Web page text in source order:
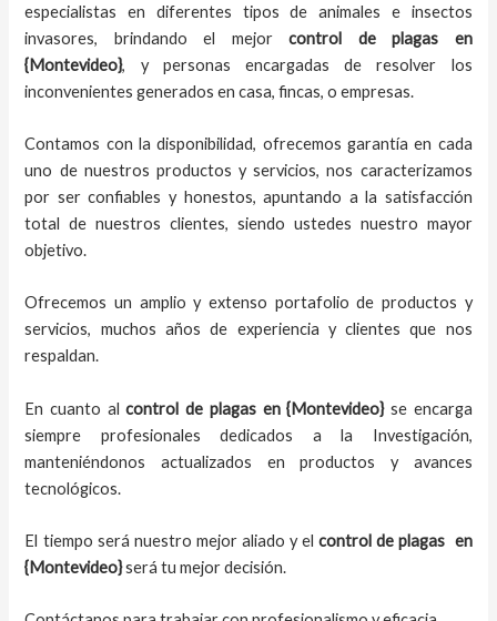
especialistas en diferentes tipos de animales e insectos
invasores, brindando el mejorcontrol de plagas en
{Montevideo}, y personas encargadas de resolver los
inconvenientes generados en casa, fincas, o empresas.
Contamos con la disponibilidad, ofrecemos garantía en cada
uno de nuestros productos y servicios, nos caracterizamos
por ser confiables y honestos, apuntando a la satisfacción
total de nuestros clientes, siendo ustedes nuestro mayor
objetivo.
Ofrecemos un amplio y extenso portafolio de productos y
servicios, muchos años de experiencia y clientes que nos
respaldan.
En cuanto alcontrol de plagas en {Montevideo} se encarga
siempre profesionales dedicados a la Investigación,
manteniéndonos actualizados en productos y avances
tecnológicos.
El tiempo será nuestro mejor aliado y elcontrol de plagas en
{Montevideo}será tu mejor decisión.